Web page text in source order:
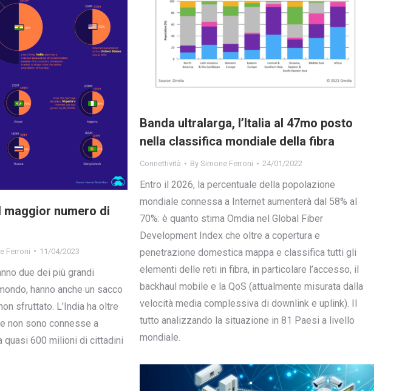
maggior numero di
Ferroni 11/04/2023
due dei più grandi
hanno anche un sacco
sfruttato. L’India ha oltre
non sono connesse a
quasi 600 milioni di cittadini
Banda ultralarga, l’Italia al 47mo posto
nella classifica mondiale della fibra
Connettività By Simone Ferroni 24/01/2022
Entro il 2026, la percentuale della popolazione
mondiale connessa a Internet aumenterà dal 58% al
70%: è quanto stima Omdia nel Global Fiber
Development Index che oltre a copertura e
penetrazione domestica mappa e classifica tutti gli
elementi delle reti in fibra, in particolare l’accesso, il
backhaul mobile e la QoS (attualmente misurata dalla
velocità media complessiva di downlink e uplink). Il
tutto analizzando la situazione in 81 Paesi a livello
mondiale.